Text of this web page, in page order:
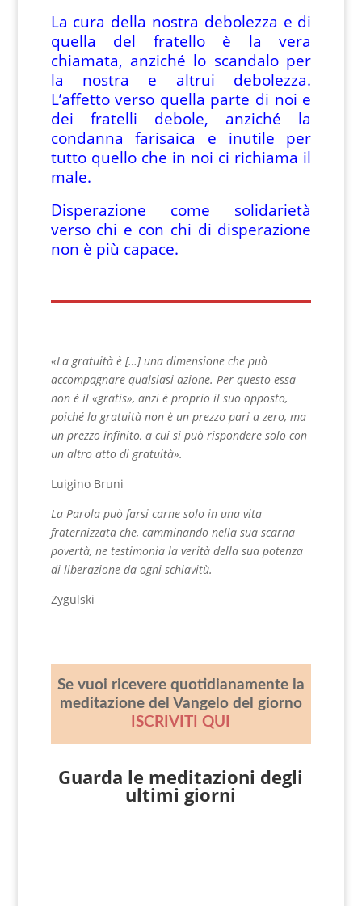
La cura della nostra debolezza e di
quella del fratello è la vera
chiamata, anziché lo scandalo per
la nostra e altrui debolezza.
L’affetto verso quella parte di noi e
dei fratelli debole, anziché la
condanna farisaica e inutile per
tutto quello che in noi ci richiama il
male.
Disperazione come solidarietà
verso chi e con chi di disperazione
non è più capace.
«La gratuità è […] una dimensione che può
accompagnare qualsiasi azione. Per questo essa
non è il «gratis», anzi è proprio il suo opposto,
poiché la gratuità non è un prezzo pari a zero, ma
un prezzo infinito, a cui si può rispondere solo con
un altro atto di gratuità».
Luigino Bruni
La Parola può farsi carne solo in una vita
fraternizzata che, camminando nella sua scarna
povertà, ne testimonia la verità della sua potenza
di liberazione da ogni schiavitù.
Zygulski
Se vuoi ricevere quotidianamente la
meditazione del Vangelo del giorno
ISCRIVITI QUI
Guarda le meditazioni degli
ultimi giorni